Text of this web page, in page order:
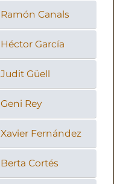
Ramón Canals
Héctor García
Judit Güell
Geni Rey
Xavier Fernández
Berta Cortés